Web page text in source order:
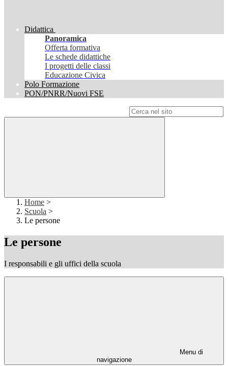
Didattica
Panoramica
Offerta formativa
Le schede didattiche
I progetti delle classi
Educazione Civica
Polo Formazione
PON/PNRR/Nuovi FSE
Home >
Scuola >
Le persone
Le persone
I responsabili e gli uffici della scuola
Menu di
navigazione